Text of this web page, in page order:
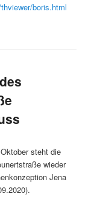
boris.html
steht die
wieder
Jena